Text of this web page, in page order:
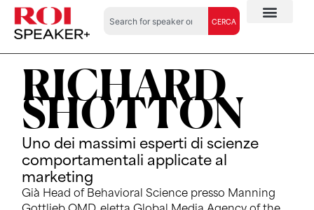
CERCA
RICHARD
SHOTTON
Uno dei massimi esperti di scienze
comportamentali applicate al
marketing
Già Head of Behavioral Science presso Manning